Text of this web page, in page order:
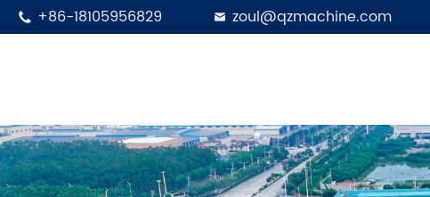
 +86-18105956829  zoul@qzmachine.com